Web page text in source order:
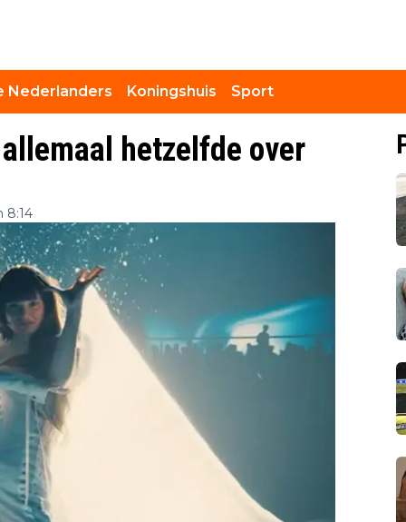
Nederlanders Koningshuis Sport
hetzelfde over
8:14